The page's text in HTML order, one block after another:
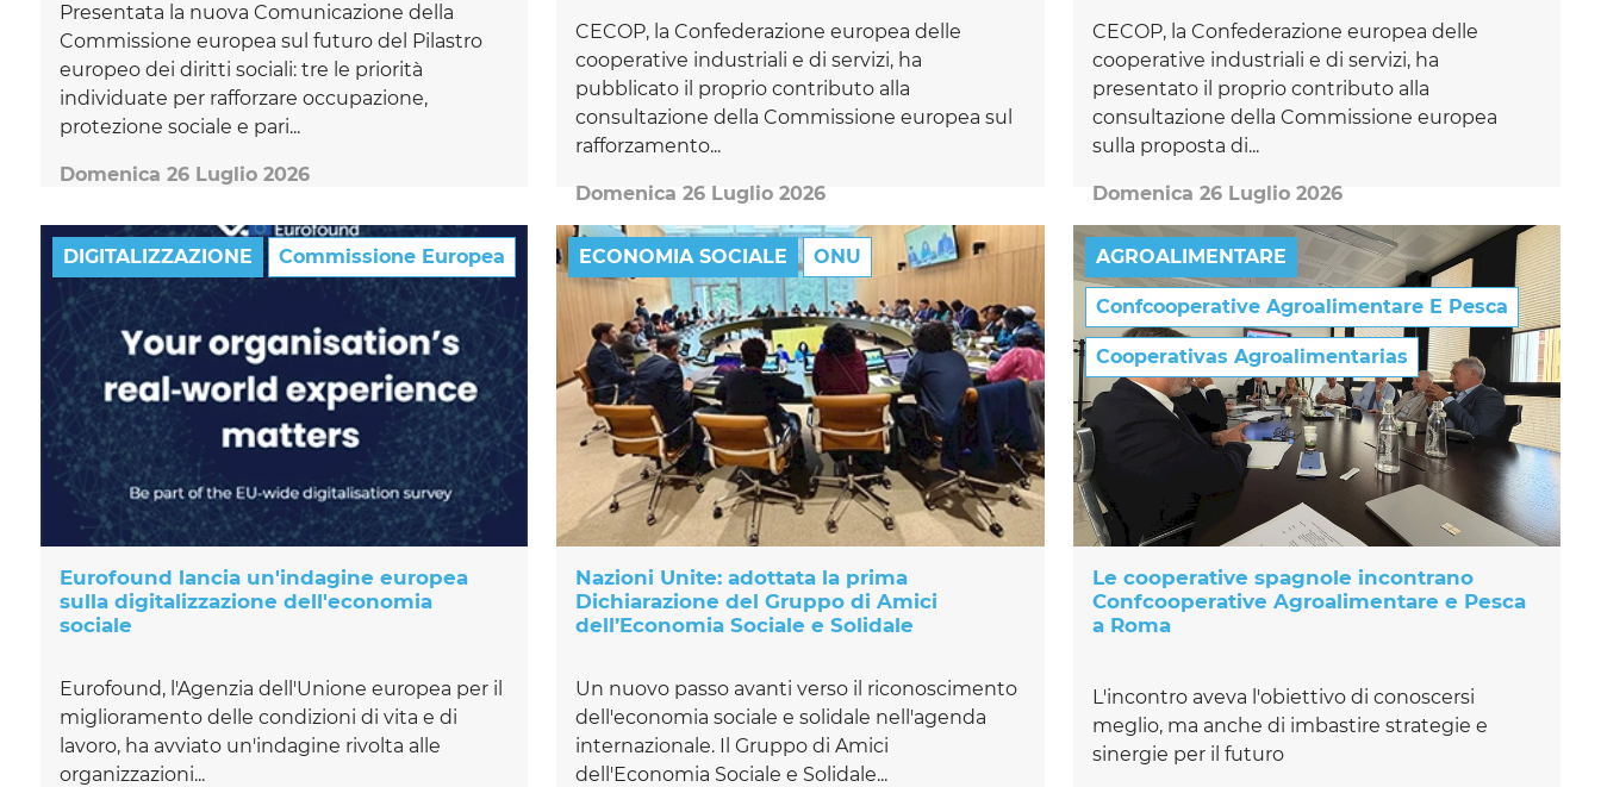
Presentata la nuova Comunicazione della
Commissione europea sul futuro del Pilastro
europeo dei diritti sociali: tre le priorità
individuate per rafforzare occupazione,
protezione sociale e pari...
Domenica 26 Luglio 2026
CECOP, la Confederazione europea delle
cooperative industriali e di servizi, ha
pubblicato il proprio contributo alla
consultazione della Commissione europea sul
rafforzamento...
Domenica 26 Luglio 2026
CECOP, la Confederazione europea delle
cooperative industriali e di servizi, ha
presentato il proprio contributo alla
consultazione della Commissione europea
sulla proposta di...
Domenica 26 Luglio 2026
DIGITALIZZAZIONE Commissione Europea
Eurofound lancia un'indagine europea
sulla digitalizzazione dell'economia
sociale
Eurofound, l'Agenzia dell'Unione europea per il
miglioramento delle condizioni di vita e di
lavoro, ha avviato un'indagine rivolta alle
organizzazioni...
ECONOMIA SOCIALE ONU
Nazioni Unite: adottata la prima
Dichiarazione del Gruppo di Amici
dell’Economia Sociale e Solidale
Un nuovo passo avanti verso il riconoscimento
dell'economia sociale e solidale nell'agenda
internazionale. Il Gruppo di Amici
dell'Economia Sociale e Solidale...
AGROALIMENTARE
Confcooperative Agroalimentare E Pesca
Cooperativas Agroalimentarias
Le cooperative spagnole incontrano
Confcooperative Agroalimentare e Pesca
a Roma
L'incontro aveva l'obiettivo di conoscersi
meglio, ma anche di imbastire strategie e
sinergie per il futuro